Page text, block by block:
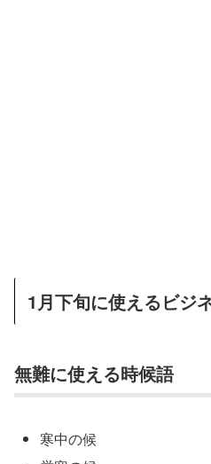
1月下旬に使えるビジ
無難に使える時候語
寒中の候